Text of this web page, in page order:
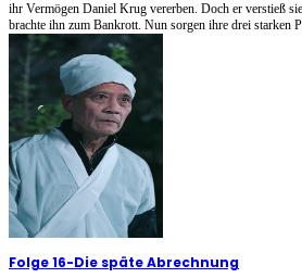
ihr Vermögen Daniel Krug vererben. Doch er verstieß
brachte ihn zum Bankrott. Nun sorgen ihre drei starken
Folge 16-Die späte Abrechnung